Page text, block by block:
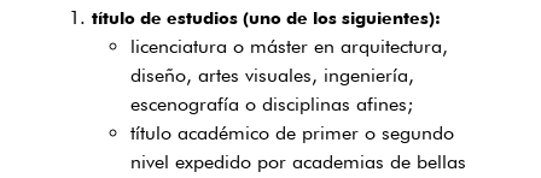
título de estudios (uno de los siguientes):
licenciatura o máster en arquitectura,
diseño, artes visuales, ingeniería,
escenografía o disciplinas afines;
título académico de primer o segundo
nivel expedido por academias de bellas